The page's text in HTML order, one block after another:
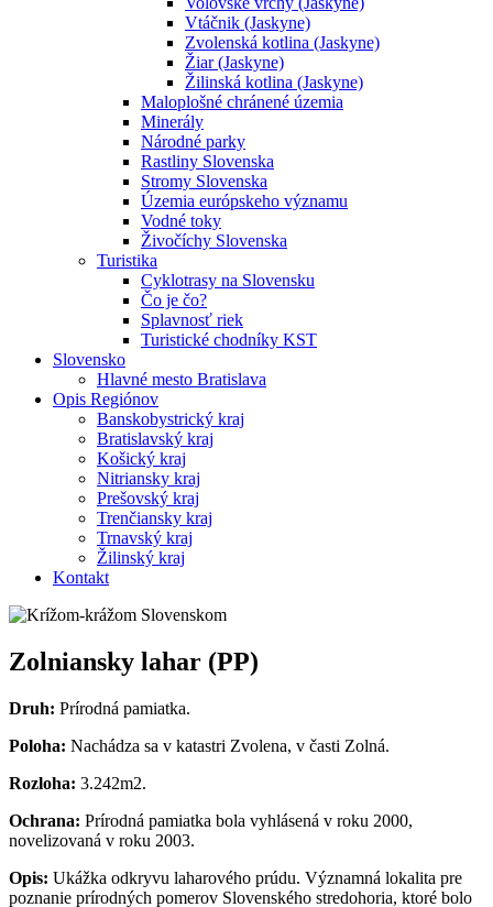
Vtáčnik (Jaskyne)
Zvolenská kotlina (Jaskyne)
Žiar (Jaskyne)
Žilinská kotlina (Jaskyne)
Maloplošné chránené územia
Minerály
Národné parky
Rastliny Slovenska
Stromy Slovenska
Územia európskeho významu
Vodné toky
Živočíchy Slovenska
Turistika
Cyklotrasy na Slovensku
Čo je čo?
Splavnosť riek
Turistické chodníky KST
Slovensko
Hlavné mesto Bratislava
Opis Regiónov
Banskobystrický kraj
Bratislavský kraj
Košický kraj
Nitriansky kraj
Prešovský kraj
Trenčiansky kraj
Trnavský kraj
Žilinský kraj
Kontakt
Zolniansky lahar (PP)
Druh: Prírodná pamiatka.
Poloha: Nachádza sa v katastri Zvolena, v časti Zolná.
Rozloha: 3.242m2.
Ochrana: Prírodná pamiatka bola vyhlásená v roku 2000,
novelizovaná v roku 2003.
Opis: Ukážka odkryvu laharového prúdu. Významná lokalita pre
poznanie prírodných pomerov Slovenského stredohoria, ktoré bolo